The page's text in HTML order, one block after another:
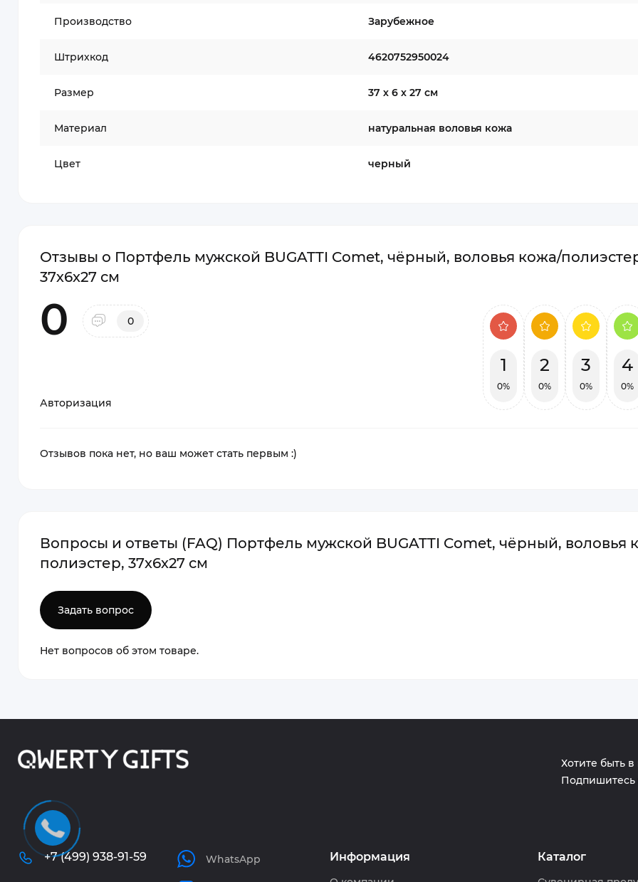
Производство Зарубежное
Штрихкод 4620752950024
Размер 37 х 6 х 27 см
Материал натуральная воловья кожа
Цвет черный
Отзывы о Портфель мужской BUGATTI Comet, чёрный, воловья кожа/
37х6х27 см
0 0
Авторизация
1
0%
2
0%
3
0%
4
0%
Отзывов пока нет, но ваш может стать первым :)
Вопросы и ответы (FAQ) Портфель мужской BUGATTI Comet, чёрный, воловья
полиэстер, 37х6х27 см
Задать вопрос
Нет вопросов об этом товаре.
Хотите быть
Подпишитесь
+7 (499) 938-91-59 WhatsApp Информация Каталог